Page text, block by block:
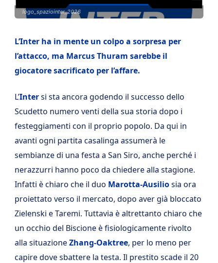
logo_spaziointer_2026
L’Inter ha in mente un colpo a sorpresa per
l’attacco, ma Marcus Thuram sarebbe il
giocatore sacrificato per l’affare.
L’Intersi sta ancora godendo il successo dello
Scudetto numero venti della sua storia dopo i
festeggiamenti con il proprio popolo. Da qui in
avanti ogni partita casalinga assumerà le
sembianze di una festa a San Siro, anche perché i
nerazzurri hanno poco da chiedere alla stagione.
Infatti è chiaro che il duo Marotta-Ausiliosia ora
proiettato verso il mercato, dopo aver già bloccato
Zielenski e Taremi. Tuttavia è altrettanto chiaro che
un occhio del Biscione è fisiologicamente rivolto
alla situazioneZhang-Oaktree, per lo meno per
capire dove sbattere la testa. Il prestito scade il 20